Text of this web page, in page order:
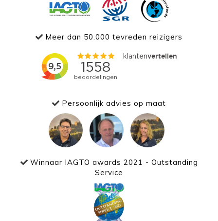
Meer dan 50.000 tevreden reizigers
Persoonlijk advies op maat
Winnaar IAGTO awards 2021 - Outstanding
Service